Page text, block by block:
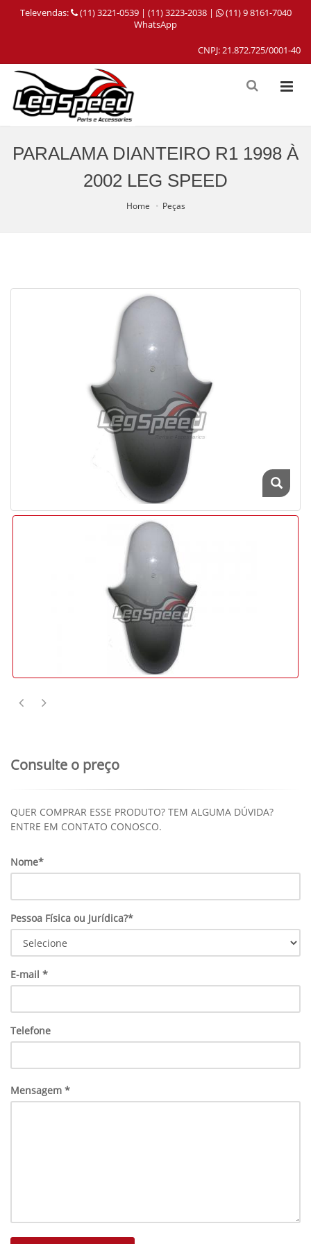
Televendas: (11) 3221-0539 | (11) 3223-2038 |
(11) 9 8161-7040
WhatsApp
CNPJ: 21.872.725/0001-40
PARALAMA DIANTEIRO R1 1998 À
2002 LEG SPEED
Home Peças
Consulte o preço
QUER COMPRAR ESSE PRODUTO? TEM ALGUMA DÚVIDA?
ENTRE EM CONTATO CONOSCO.
Nome*
Pessoa Física ou Jurídica?*
E-mail *
Telefone
Mensagem *